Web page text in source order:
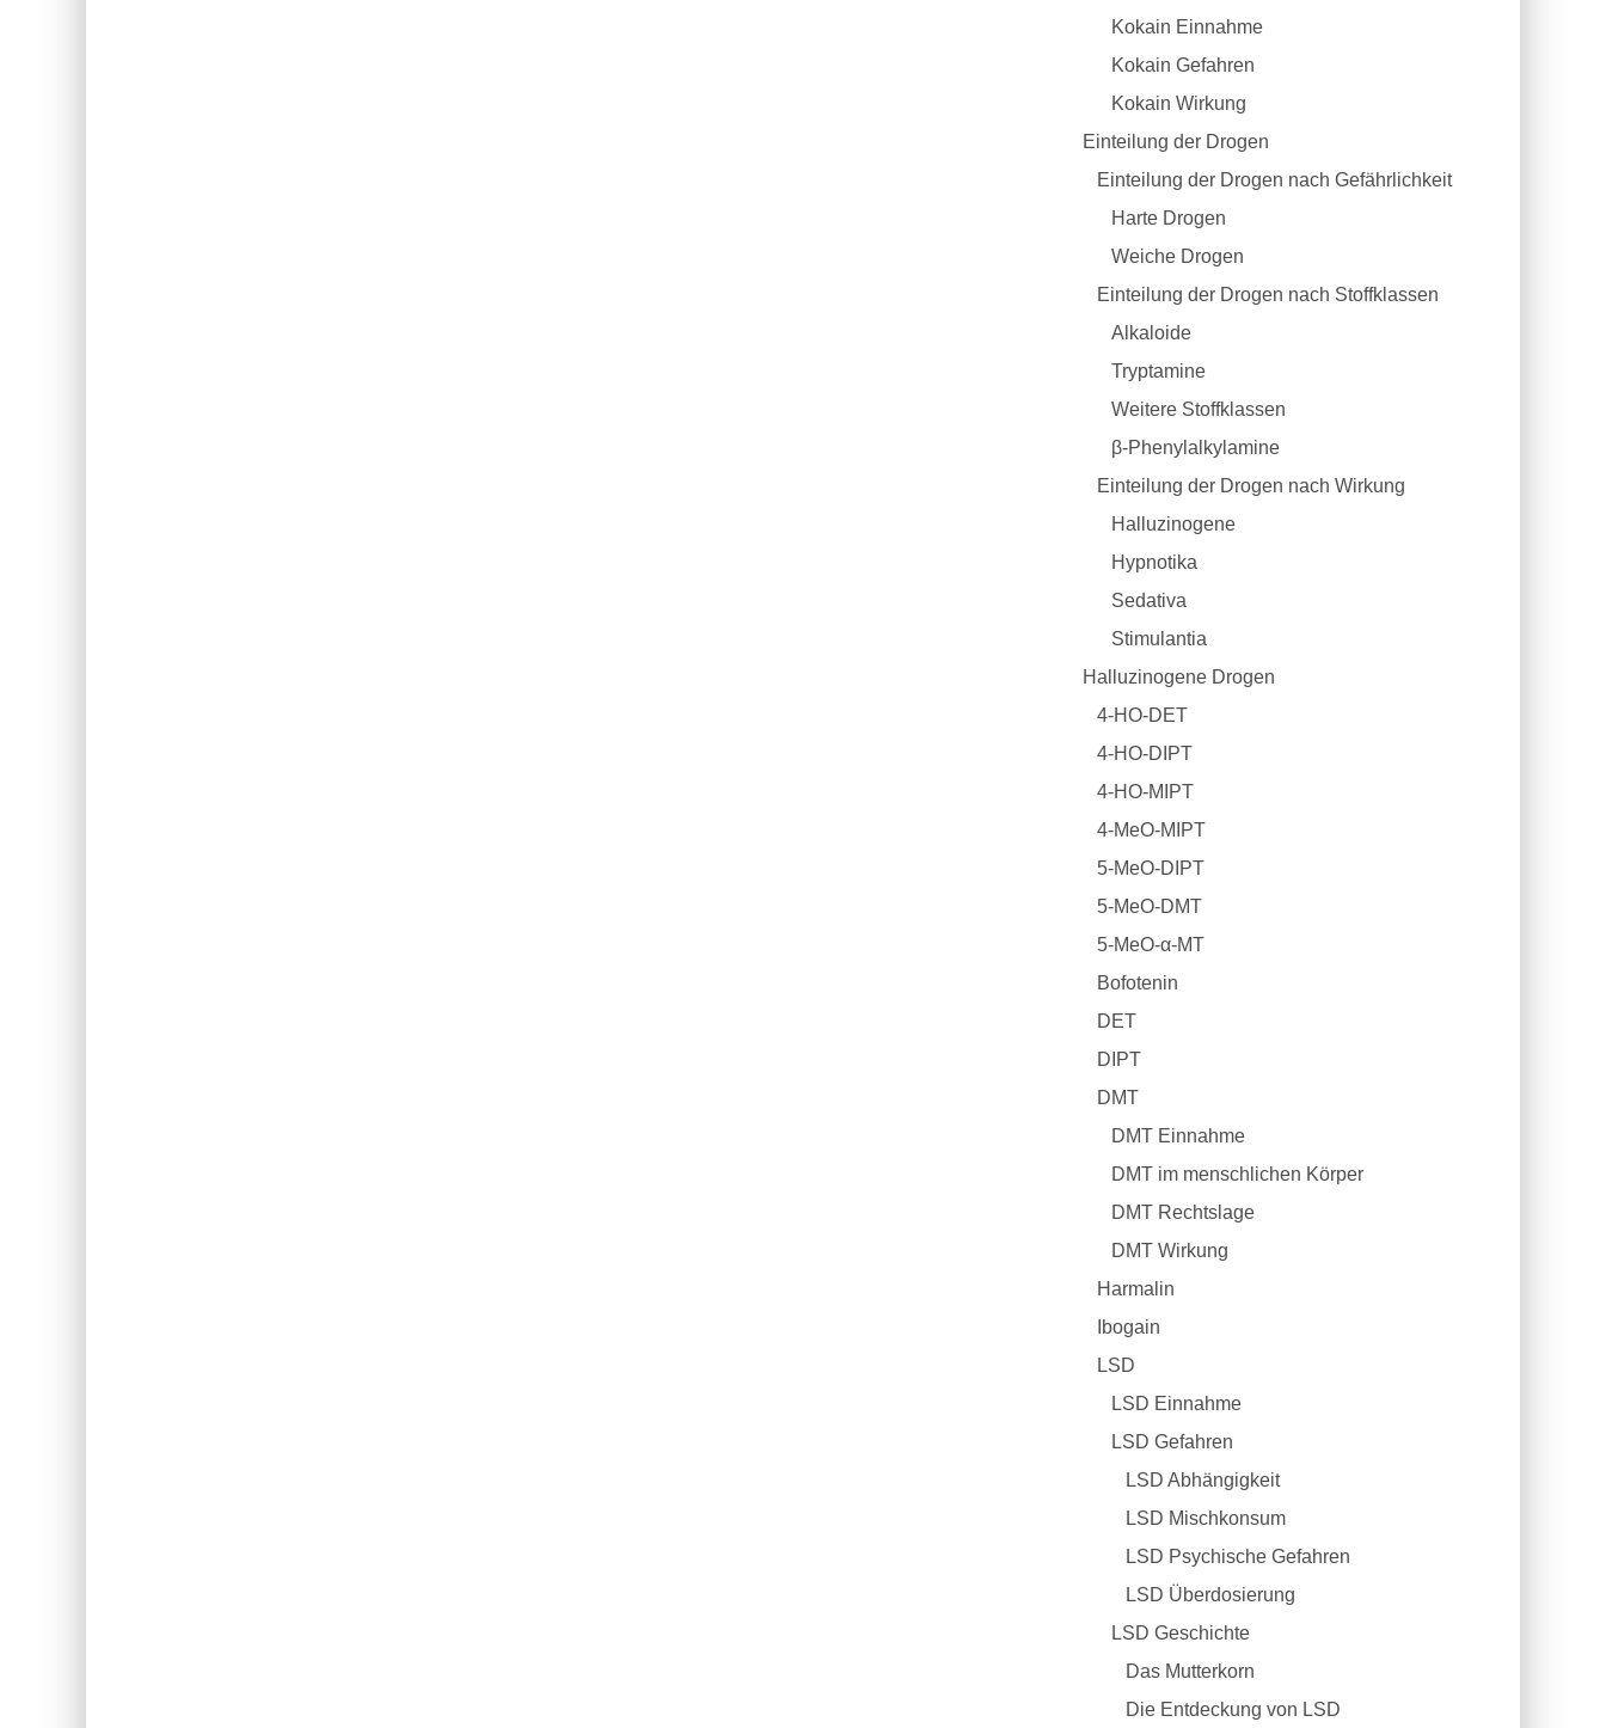
Kokain Einnahme
Kokain Gefahren
Kokain Wirkung
Einteilung der Drogen
Einteilung der Drogen nach Gefährlichkeit
Harte Drogen
Weiche Drogen
Einteilung der Drogen nach Stoffklassen
Alkaloide
Tryptamine
Weitere Stoffklassen
β-Phenylalkylamine
Einteilung der Drogen nach Wirkung
Halluzinogene
Hypnotika
Sedativa
Stimulantia
Halluzinogene Drogen
4-HO-DET
4-HO-DIPT
4-HO-MIPT
4-MeO-MIPT
5-MeO-DIPT
5-MeO-DMT
5-MeO-α-MT
Bofotenin
DET
DIPT
DMT
DMT Einnahme
DMT im menschlichen Körper
DMT Rechtslage
DMT Wirkung
Harmalin
Ibogain
LSD
LSD Einnahme
LSD Gefahren
LSD Abhängigkeit
LSD Mischkonsum
LSD Psychische Gefahren
LSD Überdosierung
LSD Geschichte
Das Mutterkorn
Die Entdeckung von LSD